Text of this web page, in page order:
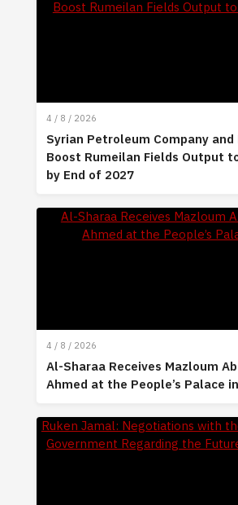
4 / 8 / 2026
Syrian Petroleum Company and
Boost Rumeilan Fields Output
by End of 2027
4 / 8 / 2026
Al-Sharaa Receives Mazloum
Ahmed at the People’s Palace